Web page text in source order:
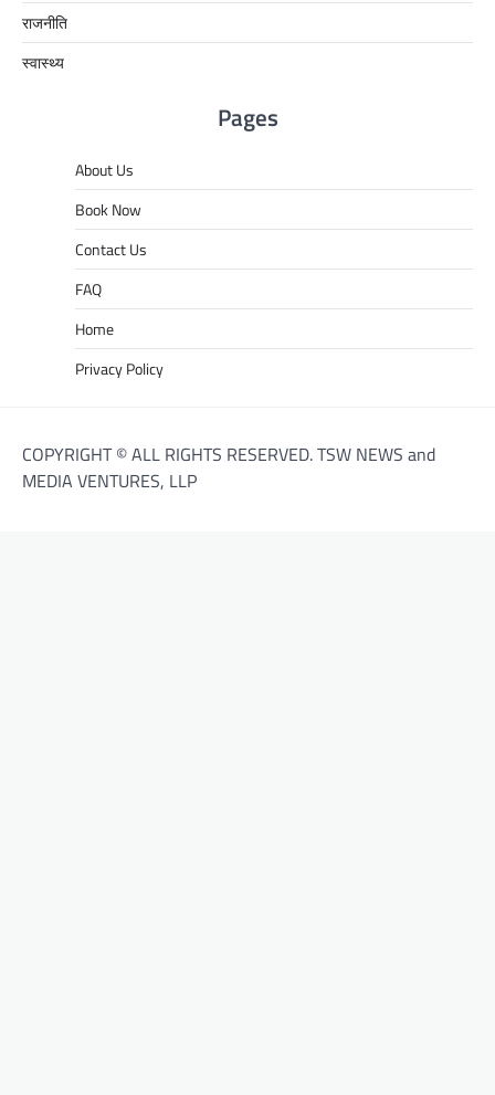
राजनीति
स्वास्थ्य
Pages
About Us
Book Now
Contact Us
FAQ
Home
Privacy Policy
COPYRIGHT © ALL RIGHTS RESERVED. TSW NEWS and
MEDIA VENTURES, LLP